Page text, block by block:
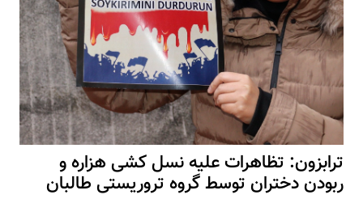
ترابزون: تظاهرات علیه نسل کشی هزاره و
ربودن دختران توسط گروه تروریستی طالبان